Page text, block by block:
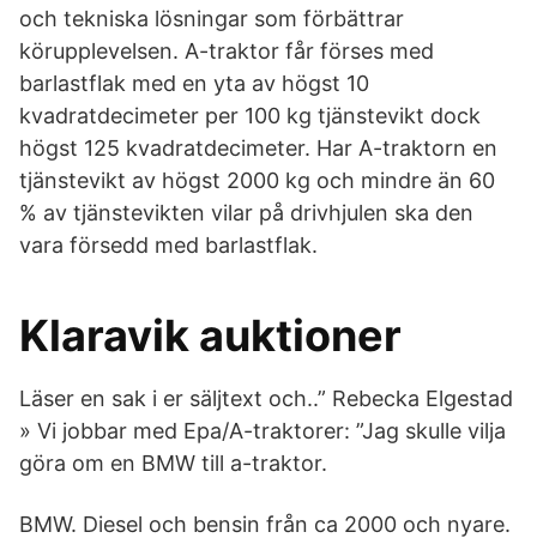
och tekniska lösningar som förbättrar
körupplevelsen. A-traktor får förses med
barlastflak med en yta av högst 10
kvadratdecimeter per 100 kg tjänstevikt dock
högst 125 kvadratdecimeter. Har A-traktorn en
tjänstevikt av högst 2000 kg och mindre än 60
% av tjänstevikten vilar på drivhjulen ska den
vara försedd med barlastflak.
Klaravik auktioner
Läser en sak i er säljtext och..” Rebecka Elgestad
» Vi jobbar med Epa/A-traktorer: ”Jag skulle vilja
göra om en BMW till a-traktor.
BMW. Diesel och bensin från ca 2000 och nyare.